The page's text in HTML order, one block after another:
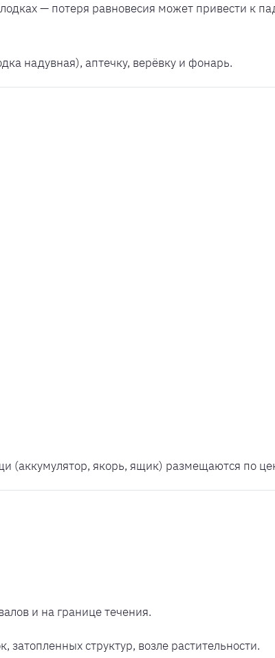
— потеря равновесия может привести к
надувная), аптечку, верёвку и фонарь.
(аккумулятор, якорь, ящик) размещаются по
и на границе течения.
затопленных структур, возле растительности.